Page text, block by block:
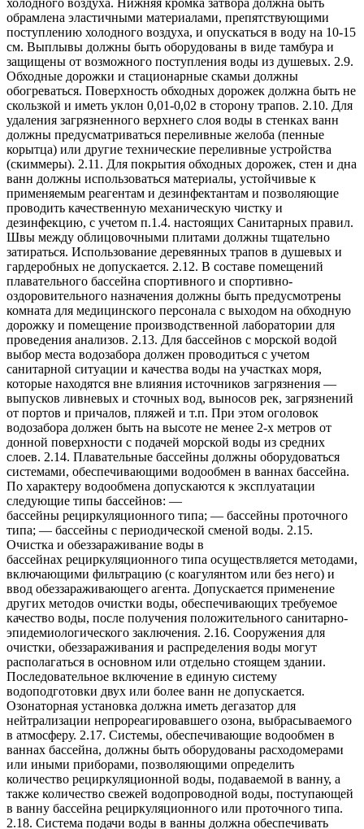
обрамлена эластичными материалами, препятствующими
поступлению холодного воздуха, и опускаться в воду на 10-15
см. Выплывы должны быть оборудованы в виде тамбура и
защищены от возможного поступления воды из душевых. 2.9.
Обходные дорожки и стационарные скамьи должны
обогреваться. Поверхность обходных дорожек должна быть не
скользкой и иметь уклон 0,01-0,02 в сторону трапов. 2.10. Для
удаления загрязненного верхнего слоя воды в стенках ванн
должны предусматриваться переливные желоба (пенные
корытца) или другие технические переливные устройства
(скиммеры). 2.11. Для покрытия обходных дорожек, стен и дна
ванн должны использоваться материалы, устойчивые к
применяемым реагентам и дезинфектантам и позволяющие
проводить качественную механическую чистку и
дезинфекцию, с учетом п.1.4. настоящих Санитарных правил.
Швы между облицовочными плитами должны тщательно
затираться. Использование деревянных трапов в душевых и
гардеробных не допускается. 2.12. В составе помещений
плавательного бассейна спортивного и спортивно-
оздоровительного назначения должны быть предусмотрены
комната для медицинского персонала с выходом на обходную
дорожку и помещение производственной лаборатории для
проведения анализов. 2.13. Для бассейнов с морской водой
выбор места водозабора должен проводиться с учетом
санитарной ситуации и качества воды на участках моря,
которые находятся вне влияния источников загрязнения —
выпусков ливневых и сточных вод, выносов рек, загрязнений
от портов и причалов, пляжей и т.п. При этом оголовок
водозабора должен быть на высоте не менее 2-х метров от
донной поверхности с подачей морской воды из средних
слоев. 2.14. Плавательные бассейны должны оборудоваться
системами, обеспечивающими водообмен в ваннах бассейна.
По характеру водообмена допускаются к эксплуатации
следующие типы бассейнов: —
бассейны рециркуляционного типа; — бассейны проточного
типа; — бассейны с периодической сменой воды. 2.15.
Очистка и обеззараживание воды в
бассейнах рециркуляционного типа осуществляется методами,
включающими фильтрацию (с коагулянтом или без него) и
ввод обеззараживающего агента. Допускается применение
других методов очистки воды, обеспечивающих требуемое
качество воды, после получения положительного санитарно-
эпидемиологического заключения. 2.16. Сооружения для
очистки, обеззараживания и распределения воды могут
располагаться в основном или отдельно стоящем здании.
Последовательное включение в единую систему
водоподготовки двух или более ванн не допускается.
Озонаторная установка должна иметь дегазатор для
нейтрализации непрореагировавшего озона, выбрасываемого
в атмосферу. 2.17. Системы, обеспечивающие водообмен в
ваннах бассейна, должны быть оборудованы расходомерами
или иными приборами, позволяющими определить
количество рециркуляционной воды, подаваемой в ванну, а
также количество свежей водопроводной воды, поступающей
в ванну бассейна рециркуляционного или проточного типа.
2.18. Система подачи воды в ванны должна обеспечивать